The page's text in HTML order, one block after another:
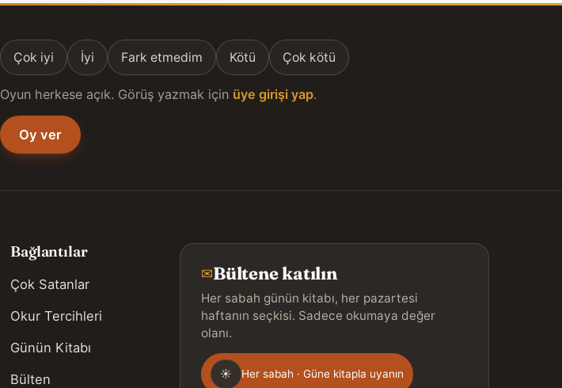
Çok iyi İyi Fark etmedim Kötü Çok kötü
Oyun herkese açık. Görüş yazmak için üye girişi yap.
Oy ver
Bağlantılar
Çok Satanlar
Okur Tercihleri
Günün Kitabı
Bülten
✉Bültene katılın
Her sabah günün kitabı, her pazartesi
haftanın seçkisi. Sadece okumaya değer
olanı.
Gönderim
☀ Her sabah · Güne kitapla uyanın